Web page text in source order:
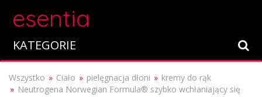
esentia
KATEGORIE
Wszystko Ciało pielęgnacja dłoni
kremy do rąk
Neutrogena Norwegian Formula® szybko wchłaniający się